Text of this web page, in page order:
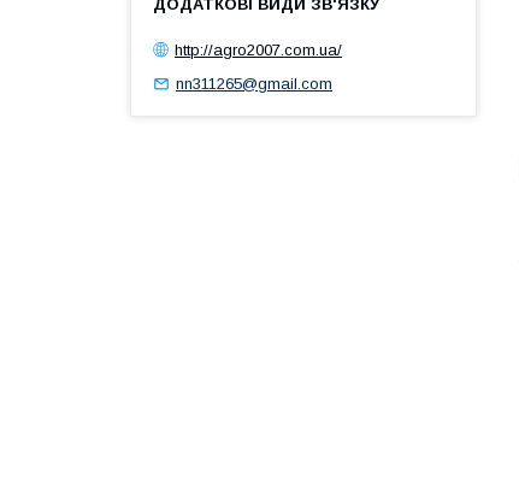
http://agro2007.com.ua/
nn311265@gmail.com